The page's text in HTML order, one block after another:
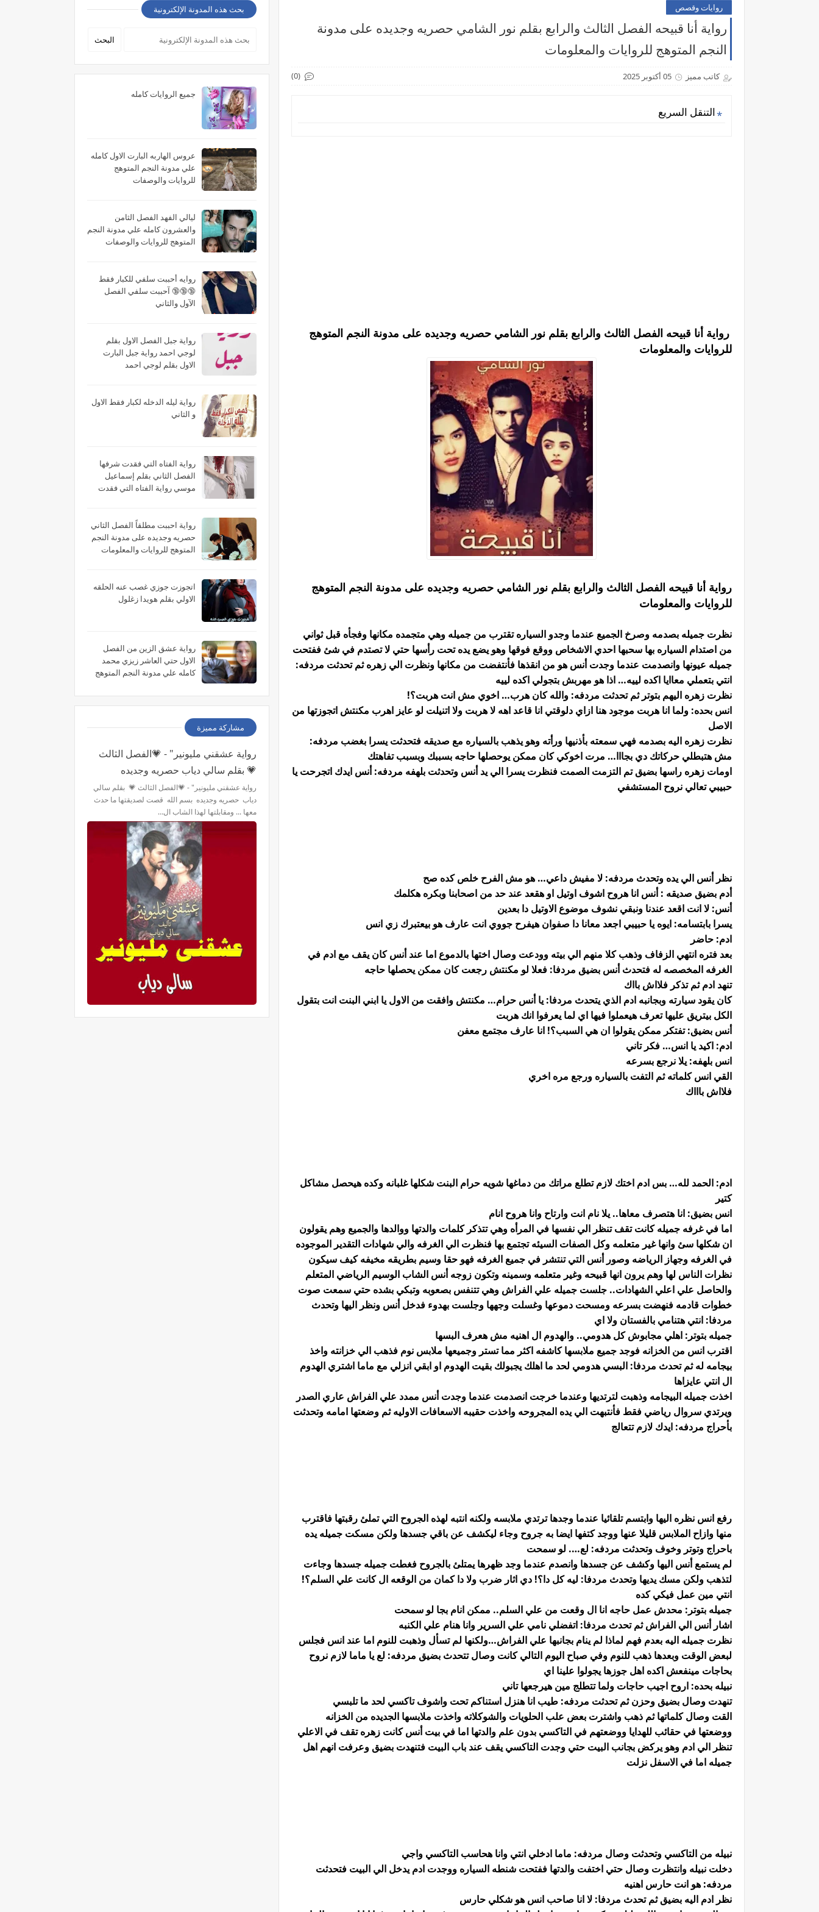
روايات وقصص
رواية أنا قبيحه الفصل الثالث والرابع بقلم نور الشامي حصريه وجديده على مدونة
النجم المتوهج للروايات والمعلومات
كاتب مميز 05 أكتوبر 2025 (0)
التنقل السريع
رواية أنا قبيحه الفصل الثالث والرابع بقلم نور الشامي حصريه وجديده على مدونة النجم المتوهج
للروايات والمعلومات
رواية أنا قبيحه الفصل الثالث والرابع بقلم نور الشامي حصريه وجديده على مدونة النجم المتوهج
للروايات والمعلومات
نظرت جميله بصدمه وصرخ الجميع عندما وجدو السياره تقترب من جميله وهي متجمده مكانها وفجأه قبل ثواني
من اصتدام السياره بها سحبها احدي الاشخاص ووقع فوقها وهو يضع يده تحت رأسها حتي لا تصتدم في شئ ففتحت
جميله عيونها وانصدمت عندما وجدت أنس هو من انقذها فأنتفضت من مكانها ونظرت الي زهره ثم تحدثت مردفه:
انتي بتعملي معاايا اكده لييه… اذا هو مهربش بتجولي اكده لييه
نظرت زهره اليهم بتوتر ثم تحدثت مردفه: والله كان هرب… اخوي مش انت هربت؟!
انس بحده: ولما انا هربت موجود هنا ازاي دلوقتي انا قاعد اهه لا هربت ولا اتنيلت لو عايز اهرب مكنتش اتجوزتها من
الاصل
نظرت زهره اليه بصدمه فهي سمعته بأذنيها ورأته وهو يذهب بالسياره مع صديقه فتحدثت يسرا بغضب مردفه:
مش هتبطلي حركاتك دي بجااا… مرت اخوكي كان ممكن يوحصلها حاجه بسببك وبسبب تفاهتك
اومات زهره راسها بضيق تم التزمت الصمت فنظرت يسرا الي يد أنس وتحدثت بلهفه مردفه: أنس ايدك اتجرحت يا
حبيبي تعالي نروح المستشفي
نظر أنس الي يده وتحدث مردفه: لا مفيش داعي… هو مش الفرح خلص كده صح
أدم بضيق صديقه : أنس انا هروح اشوف اوتيل او هقعد عند حد من اصحابنا وبكره هكلمك
أنس: لا انت اقعد عندنا ونبقي نشوف موضوع الاوتيل دا بعدين
يسرا بابتسامه: ايوه يا حبيبي اجعد معانا دا صفوان هيفرح جووي انت عارف هو بيعتبرك زي انس
ادم: حاضر
بعد فتره انتهي الزفاف وذهب كلا منهم الي بيته وودعت وصال اختها بالدموع اما عند أنس كان يقف مع ادم في
الغرفه المخصصه له فتحدث أنس بضيق مردفا: فعلا لو مكنتش رجعت كان ممكن يحصلها حاجه
تنهد ادم ثم تذكر فلااش بااك
كان يقود سيارته وبجانبه ادم الذي يتحدث مردفا: يا أنس حرام… مكنتش وافقت من الاول يا ابني البنت انت بتقول
الكل بيتريق عليها تعرف هيعملوا فيها اي لما يعرفوا انك هربت
أنس بضيق: تفتكر ممكن يقولوا ان هي السبب؟! انا عارف مجتمع معفن
ادم: اكيد يا انس… فكر تاني
انس بلهفه: يلا نرجع بسرعه
القي انس كلماته ثم التفت بالسياره ورجع مره اخري
فلااش باااك
ادم: الحمد لله… بس ادم اختك لازم تطلع مراتك من دماغها شويه حرام البنت شكلها غلبانه وكده هيحصل مشاكل
كتير
انس بضيق: انا هتصرف معاها.. يلا نام انت وارتاح وانا هروح انام
اما في غرفه جميله كانت تقف تنظر الي نفسها في المرأه وهي تتذكر كلمات والدتها ووالدها والجميع وهم يقولون
ان شكلها سئ وانها غير متعلمه وكل الصفات السيئه تجتمع بها فنظرت الي الغرفه والي شهادات التقدير الموجوده
في الغرفه وجهاز الرياضه وصور أنس التي تنتشر في جميع الغرفه فهو حقا وسيم بطريقه مخيفه كيف سيكون
نظرات الناس لها وهم يرون انها قبيحه وغير متعلمه وسمينه وتكون زوجه أنس الشاب الوسيم الرياضي المتعلم
والحاصل علي اعلي الشهادات.. جلست جميله علي الفراش وهي تتنفس بصعوبه وتبكي بشده حتي سمعت صوت
خطوات قادمه فنهضت بسرعه ومسحت دموعها وغسلت وجهها وجلست بهدوء فدخل أنس ونظر اليها وتحدث
مردفا: انتي هتنامي بالفستان ولا اي
جميله بتوتر: اهلي مجابوش كل هدومي.. والهدوم ال اهنيه مش هعرف البسها
اقترب انس من الخزانه فوجد جميع ملابسها كاشفه اكثر مما تستر وجميعها ملابس نوم فذهب الي خزانته واخذ
بيجامه له ثم تحدث مردفا: البسي هدومي لحد ما اهلك يجبولك بقيت الهدوم او ابقي انزلي مع ماما اشتري الهدوم
ال انتي عايزاها
اخذت جميله البيجامه وذهبت لترتديها وعندما خرجت انصدمت عندما وجدت أنس ممدد علي الفراش عاري الصدر
ويرتدي سروال رياضي فقط فأنتبهت الي يده المجروحه واخذت حقيبه الاسعافات الاوليه ثم وضعتها امامه وتحدثت
بأحراج مردفه: ايدك لازم تتعالج
رفع انس نظره اليها وابتسم تلقائيا عندما وجدها ترتدي ملابسه ولكنه انتبه لهذه الجروح التي تملئ رقبتها فاقترب
منها وازاح الملابس قليلا عنها ووجد كتفها ايضا به جروح وجاء ليكشف عن باقي جسدها ولكن مسكت جميله يده
باحراج وتوتر وخوف وتحدثت مردفه: لع…. لو سمحت
لم يستمع أنس اليها وكشف عن جسدها وانصدم عندما وجد ظهرها يمتلئ بالجروح فغطت جميله جسدها وجاءت
لتذهب ولكن مسك يديها وتحدث مردفا: ليه كل دا؟! دي اثار ضرب ولا دا كمان من الوقعه ال كانت علي السلم؟!
انتي مين عمل فيكي كده
جميله بتوتر: محدش عمل حاجه انا ال وقعت من علي السلم.. ممكن انام بجا لو سمحت
اشار أنس الي الفراش ثم تحدث مردفا: اتفضلي نامي علي السرير وانا هنام علي الكنبه
نظرت جميله اليه بعدم فهم لماذا لم ينام بجانبها علي الفراش…ولكنها لم تسأل وذهبت للنوم اما عند انس فجلس
لبعض الوقت وبعدها ذهب للنوم وفي صباح اليوم التالي كانت وصال تتحدث بضيق مردفه: لع يا ماما لازم نروح
بحاجات مينفعش اكده اهل جوزها يجولوا علينا اي
نبيله بحده: اروح اجيب حاجات ولما تتطلج مين هيرجعها تاني
تنهدت وصال بضيق وحزن ثم تحدثت مردفه: طيب انا هنزل استناكم تحت واشوف تاكسي لحد ما تلبسي
القت وصال كلماتها ثم ذهب واشترت بعض علب الحلويات والشوكلاته واخذت ملابسها الجديده من الخزانه
ووضعتها في حقائب للهدايا ووضعتهم في التاكسي بدون علم والدتها اما في بيت أنس كانت زهره تقف في الاعلي
تنظر الي ادم وهو يركض بجانب البيت حتي وجدت التاكسي يقف عند باب البيت فتنهدت بضيق وعرفت انهم اهل
جميله اما في الاسفل نزلت
نبيله من التاكسي وتحدثت وصال مردفه: ماما ادخلي انتي وانا هحاسب التاكسي واجي
دخلت نبيله وانتظرت وصال حتي اختفت والدتها ففتحت شنطه السياره ووجدت ادم يدخل الي البيت فتحدثت
مردفه: هو انت حارس اهنيه
نظر ادم اليه بضيق ثم تحدث مردفا: لا انا صاحب انس هو شكلي حارس
بحث هذه المدونة الإلكترونية
جميع الروايات كامله
عروس الهاربه البارت الاول كامله
علي مدونة النجم المتوهج
للروايات والوصفات
ليالي الفهد الفصل الثامن
والعشرون كامله علي مدونة النجم
المتوهج للروايات والوصفات
روايه أحببت سلفي للكبار فقط
🔞🔞🔞 آحببت سلفي الفصل
الآول والثاني
رواية جبل الفصل الاول بقلم
لوجي احمد رواية جبل البارت
الاول بقلم لوجي احمد
رواية ليله الدخله لكبار فقط الاول
و الثاني
رواية الفتاه التي فقدت شرفها
الفصل الثاني بقلم إسماعيل
موسي رواية الفتاه التي فقدت
فقدت شرفها الجزء الثاني بقلم
إسماعيل موسي
رواية احببت مطلقاً الفصل الثاني
حصريه وجديده على مدونة النجم
المتوهج للروايات والمعلومات
اتجوزت جوزي غصب عنه الحلقه
الاولي بقلم هويدا زغلول
رواية عشق الزين من الفصل
الاول حتي العاشر زيزي محمد
كامله علي مدونة النجم المتوهج
مشاركة مميزة
رواية عشقني مليونير" - 💗الفصل الثالث
💗 بقلم سالي دياب حصريه وجديده
رواية عشقني مليونير" - 💗الفصل الثالث 💗 بقلم سالي
دياب حصريه وجديده بسم الله قصت لصديقتها ما حدث
معها ... ومقابلتها لهذا الشاب ال…